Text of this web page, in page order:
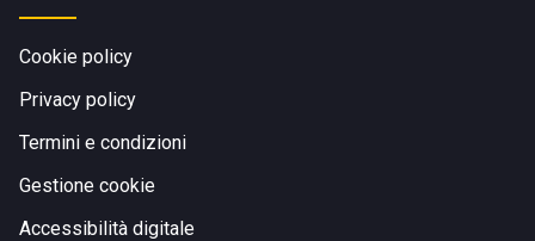
Cookie policy
Privacy policy
Termini e condizioni
Gestione cookie
Accessibilità digitale